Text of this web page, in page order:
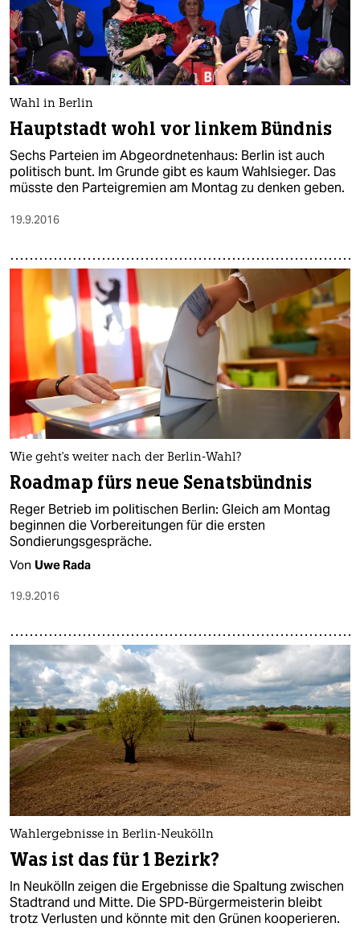
Wahl in Berlin
Hauptstadt wohl vor linkem Bündnis
Sechs Parteien im Abgeordnetenhaus: Berlin ist auch
politisch bunt. Im Grunde gibt es kaum Wahlsieger. Das
müsste den Parteigremien am Montag zu denken geben.
19.9.2016
Wie geht's weiter nach der Berlin-Wahl?
Roadmap fürs neue Senatsbündnis
Reger Betrieb im politischen Berlin: Gleich am Montag
beginnen die Vorbereitungen für die ersten
Sondierungsgespräche.
Von Uwe Rada
19.9.2016
Wahlergebnisse in Berlin-Neukölln
Was ist das für 1 Bezirk?
In Neukölln zeigen die Ergebnisse die Spaltung zwischen
Stadtrand und Mitte. Die SPD-Bürgermeisterin bleibt
trotz Verlusten und könnte mit den Grünen kooperieren.